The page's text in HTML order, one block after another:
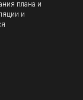
плана и
и